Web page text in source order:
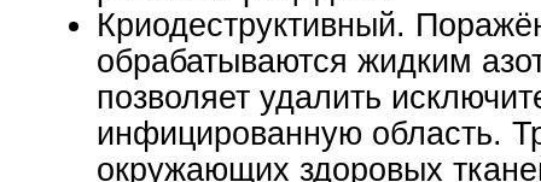
Криодеструктивный.
обрабатываются жидким
позволяет удалить
инфицированную область.
окружающих здоровых